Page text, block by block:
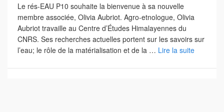
Le rés-EAU P10 souhaite la bienvenue à sa nouvelle
membre associée, Olivia Aubriot. Agro-etnologue, Olivia
Aubriot travaille au Centre d’Études Himalayennes du
CNRS. Ses recherches actuelles portent sur les savoirs sur
l’eau; le rôle de la matérialisation et de la … Lire la suite